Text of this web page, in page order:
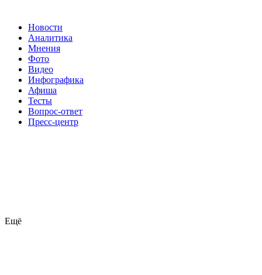
Новости
Аналитика
Мнения
Фото
Видео
Инфографика
Афиша
Тесты
Вопрос-ответ
Пресс-центр
Ещё